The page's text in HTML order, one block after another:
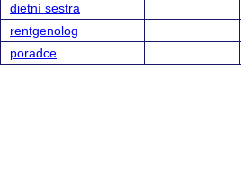
dietní sestra
rentgenolog
poradce